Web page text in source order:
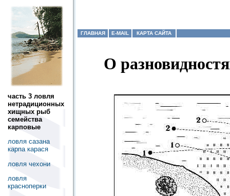
часть 3 ловля
нетрадиционных
хищных рыб
семейства
карповые
ловля сазана
карпа карася
ловля чехони
ловля
красноперки
ГЛАВНАЯ E-MAIL КАРТА САЙТА
О